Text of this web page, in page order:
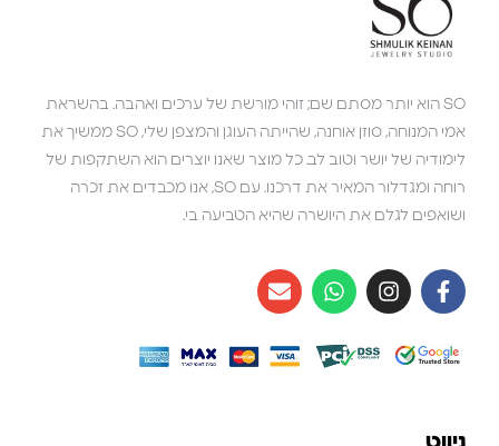
SO הוא יותר מסתם שם; זוהי מורשת של ערכים ואהבה. בהשראת
אמי המנוחה, סוזן אוחנה, שהייתה העוגן והמצפן שלי, SO ממשיך את
לימודיה של יושר וטוב לב. כל מוצר שאנו יוצרים הוא השתקפות של
רוחה ומגדלור המאיר את דרכנו. עם SO, אנו מכבדים את זכרה
ושואפים לגלם את היושרה שהיא הטביעה בי.